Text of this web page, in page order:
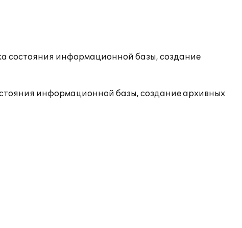
состояния информационной базы, создание
информационной базы, создание архивных